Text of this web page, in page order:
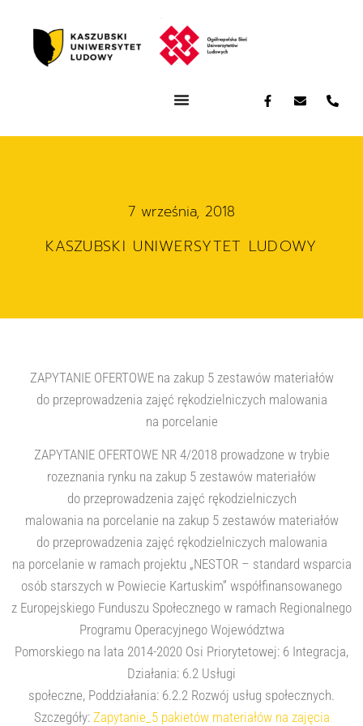
7 września, 2018
KASZUBSKI UNIWERSYTET LUDOWY
ZAPYTANIE OFERTOWE na zakup 5 zestawów materiałów
do przeprowadzenia zajęć rękodzielniczych malowania
na porcelanie
ZAPYTANIE OFERTOWE NR 4/2018 prowadzone w trybie
rozeznania rynku na zakup 5 zestawów materiałów
do przeprowadzenia zajęć rękodzielniczych
malowania na porcelanie na zakup 5 zestawów materiałów
do przeprowadzenia zajęć rękodzielniczych malowania
na porcelanie w ramach projektu „NESTOR – standard wsparcia
osób starszych w Powiecie Kartuskim” współfinansowanego
z Europejskiego Funduszu Społecznego w ramach Regionalnego
Programu Operacyjnego Województwa
Pomorskiego na lata 2014-2020 Osi Priorytetowej: 6 Integracja,
Działania: 6.2 Usługi
społeczne, Poddziałania: 6.2.2 Rozwój usług społecznych.
Szczegóły: Zapytanie_5 pakietów materiałów na zajęcia